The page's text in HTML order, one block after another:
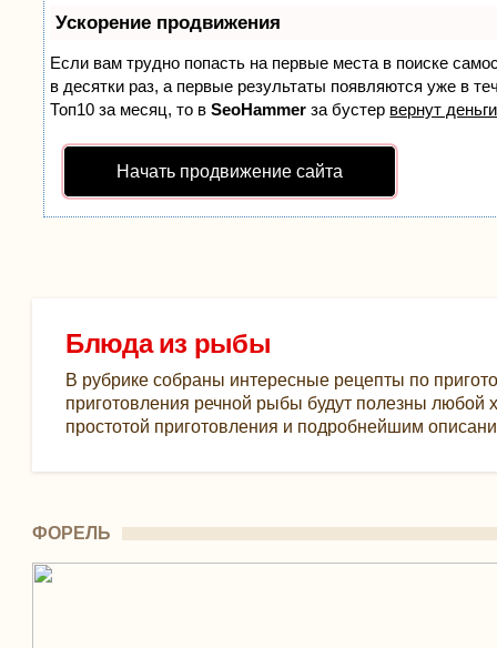
Ускорение продвижения
Если вам трудно попасть на первые места в поиске
в десятки раз, а первые результаты появляются уже в
Топ10 за месяц, то вSeoHammer за бустер вернут
Начать продвижение сайта
Блюда из рыбы
В рубрике собраны интересные рецепты по
приготовления речной рыбы будут полезны любой
простотой приготовления и подробнейшим
ФОРЕЛЬ